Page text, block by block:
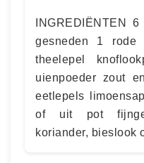
INGREDIËNTEN
gesneden 1 rode
theelepel
uienpoeder zout
eetlepels
of uit pot
koriander, bieslook